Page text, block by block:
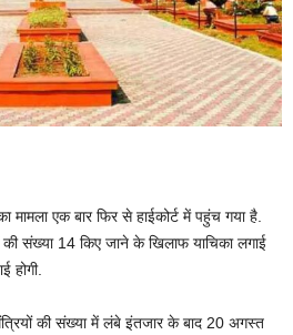
मामला एक बार फिर से हाईकोर्ट में पहुंच गया है.
संख्या 14 किए जाने के खिलाफ याचिका लगाई
होगी.
की संख्या में लंबे इंतजार के बाद 20 अगस्त